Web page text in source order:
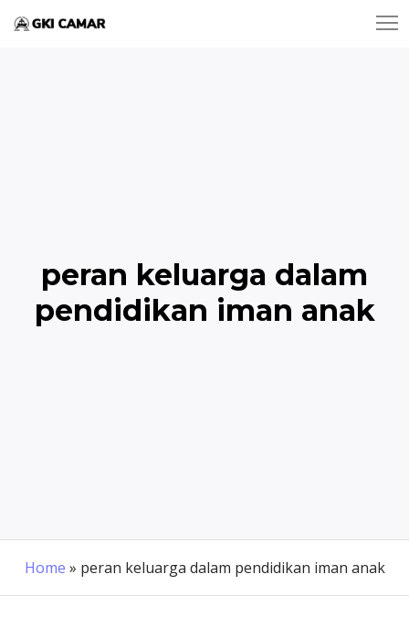
peran keluarga dalam
pendidikan iman anak
Home » peran keluarga dalam pendidikan iman anak